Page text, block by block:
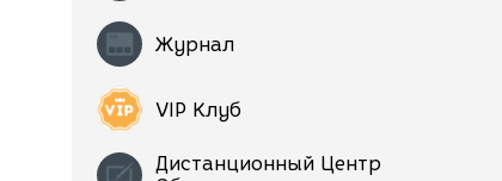
Журнал
VIP Клуб
Дистанционный Центр